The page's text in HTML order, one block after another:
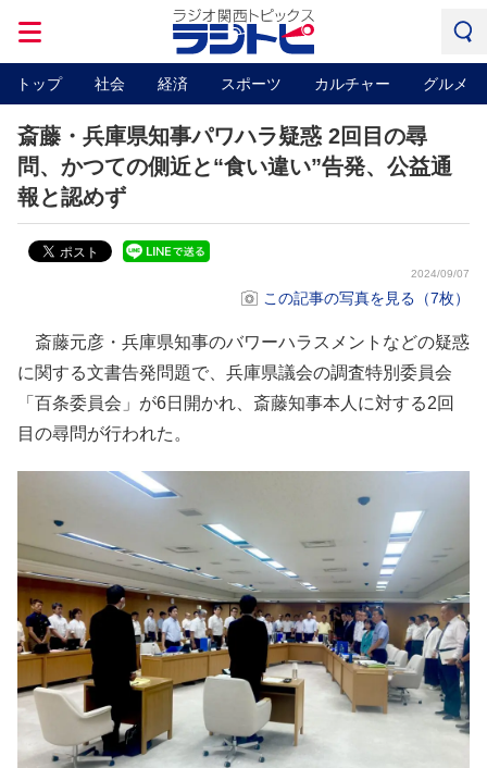
トップ 社会 経済 スポーツ カルチャー グルメ
斎藤・兵庫県知事パワハラ疑惑 2回目の尋
問、かつての側近と“食い違い”告発、公益通
報と認めず
2024/09/07
この記事の写真を見る（7枚）
斎藤元彦・兵庫県知事のバワーハラスメントなどの疑惑
に関する文書告発問題で、兵庫県議会の調査特別委員会
「百条委員会」が6日開かれ、斎藤知事本人に対する2回
目の尋問が行われた。